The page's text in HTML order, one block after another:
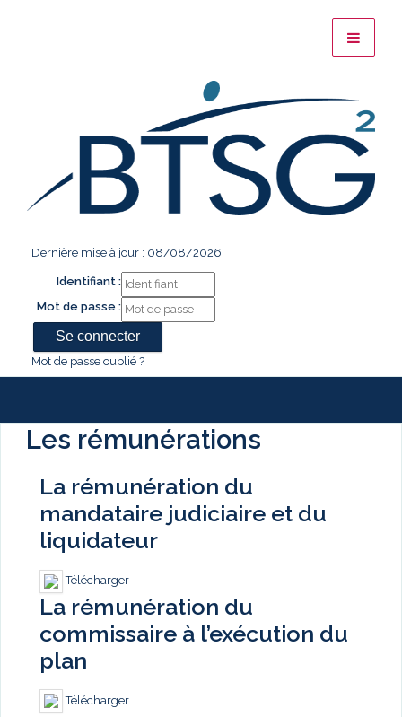
Dernière mise à jour : 08/08/2026
Identifiant :
Mot de passe :
Mot de passe oublié ?
Les rémunérations
La rémunération du
mandataire judiciaire et du
liquidateur
Télécharger
La rémunération du
commissaire à l’exécution du
plan
Télécharger